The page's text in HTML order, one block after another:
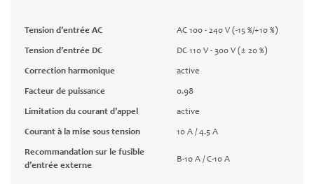
Tension d’entrée AC AC 100 - 240 V (-15 %/+10 %)
Tension d’entrée DC DC 110 V - 300 V (± 20 %)
Correction harmonique active
Facteur de puissance 0.98
Limitation du courant d’appel active
Courant à la mise sous tension 10 A / 4.5 A
Recommandation sur le fusible
d’entrée externe
B-10 A / C-10 A